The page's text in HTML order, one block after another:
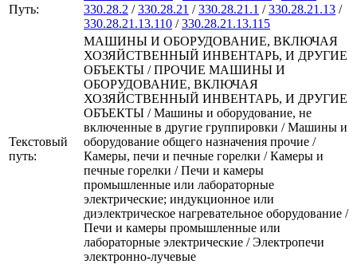
Путь:
330.28.2 /330.28.21 /330.28.21.1 /330.28.21.13 /
330.28.21.13.110 /330.28.21.13.115
Текстовый
путь:
МАШИНЫ И ОБОРУДОВАНИЕ, ВКЛЮЧАЯ
ХОЗЯЙСТВЕННЫЙ ИНВЕНТАРЬ, И ДРУГИЕ
ОБЪЕКТЫ / ПРОЧИЕ МАШИНЫ И
ОБОРУДОВАНИЕ, ВКЛЮЧАЯ
ХОЗЯЙСТВЕННЫЙ ИНВЕНТАРЬ, И ДРУГИЕ
ОБЪЕКТЫ / Машины и оборудование, не
включенные в другие группировки / Машины и
оборудование общего назначения прочие /
Камеры, печи и печные горелки / Камеры и
печные горелки / Печи и камеры
промышленные или лабораторные
электрические; индукционное или
диэлектрическое нагревательное оборудование /
Печи и камеры промышленные или
лабораторные электрические / Электропечи
электронно-лучевые